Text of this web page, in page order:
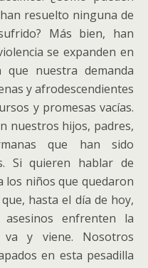
resuelto ninguna de
Más bien, han
se expanden en
que nuestra demanda
y afrodescendientes
y promesas vacías.
nuestros hijos, padres,
que han sido
Si quieren hablar de
los niños que quedaron
hasta el día de hoy,
enfrenten la
va y viene. Nosotros
en esta pesadilla